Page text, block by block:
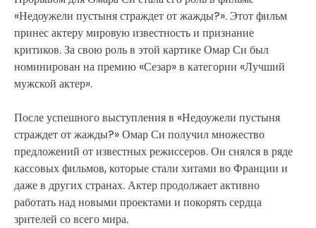
«Недоужели пустыня страждет от жажды?». Этот фильм
принес актеру мировую известность и признание
критиков. За свою роль в этой картике Омар Си был
номинирован на премию «Сезар» в категории «Лучший
мужской актер».
После успешного выступления в «Недоужели пустыня
страждет от жажды?» Омар Си получил множество
предложений от известных режиссеров. Он снялся в ряде
кассовых фильмов, которые стали хитами во Франции и
даже в других странах. Актер продолжает активно
работать над новыми проектами и покорять сердца
зрителей со всего мира.